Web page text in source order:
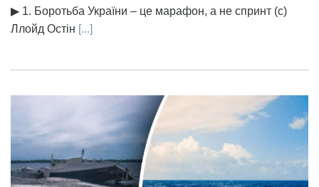
▶ 1. Боротьба України – це марафон, а не спринт (с)
Ллойд Остін [...]